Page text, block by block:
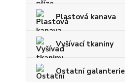
Plastová kanava
Vyšívací tkaniny
Ostatní galanterie